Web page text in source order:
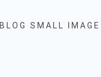
BLOG SMALL IMAGE